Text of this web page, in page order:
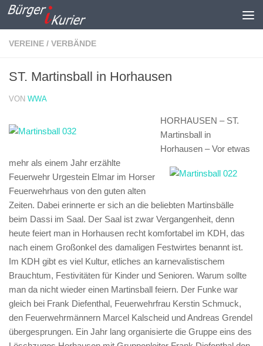
Zum Inhalt springen
VEREINE / VERBÄNDE
ST. Martinsball in Horhausen
VON WWA
HORHAUSEN – ST.
Martinsball in
Horhausen –Vor etwas
mehr als einem Jahr erzählte
Feuerwehr Urgestein Elmar im Horser
Feuerwehrhaus von den guten alten
Zeiten. Dabei erinnerte er sich an die beliebten Martinsbälle
beim Dassi im Saal. Der Saal ist zwar Vergangenheit, denn
heute feiert man in Horhausen recht komfortabel im KDH, das
nach einem Großonkel des damaligen Festwirtes benannt ist.
Im KDH gibt es viel Kultur, etliches an karnevalistischem
Brauchtum, Festivitäten für Kinder und Senioren. Warum sollte
man da nicht wieder einen Martinsball feiern. Der Funke war
gleich bei Frank Diefenthal, Feuerwehrfrau Kerstin Schmuck,
den Feuerwehrmännern Marcel Kalscheid und Andreas Grendel
übergesprungen. Ein Jahr lang organisierte die Gruppe eins des